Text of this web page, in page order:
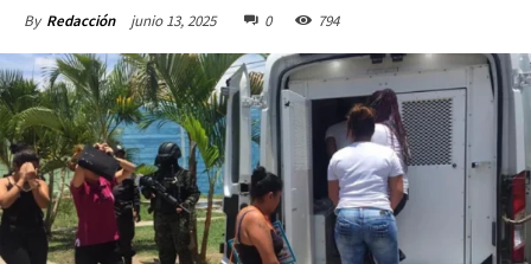
By Redacción junio 13, 2025 0 794